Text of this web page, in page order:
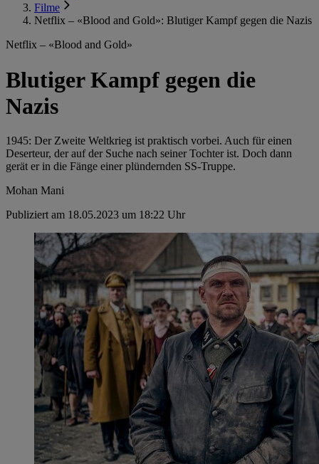
Filme
Netflix – «Blood and Gold»: Blutiger Kampf gegen die Nazis
Netflix – «Blood and Gold»
Blutiger Kampf gegen die
Nazis
1945: Der Zweite Weltkrieg ist praktisch vorbei. Auch für einen
Deserteur, der auf der Suche nach seiner Tochter ist. Doch dann
gerät er in die Fänge einer plündernden SS-Truppe.
Mohan Mani
Publiziert am 18.05.2023 um 18:22 Uhr